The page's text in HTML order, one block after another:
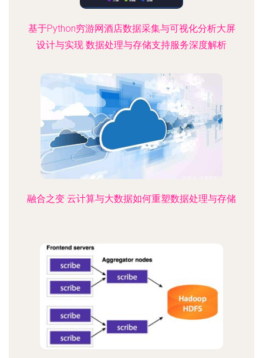
基于Python穷游网酒店数据采集与可视化分析大屏
设计与实现 数据处理与存储支持服务深度解析
融合之变 云计算与大数据如何重塑数据处理与存储